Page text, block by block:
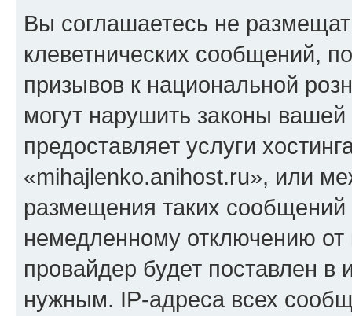
Вы соглашаетесь не
клеветнических сообщений,
призывов к национальной
могут нарушить законы
предоставляет услуги
«mihajlenko.anihost.ru», или
размещения таких
немедленному отключению
провайдер будет поставлен в
нужным. IP-адреса всех